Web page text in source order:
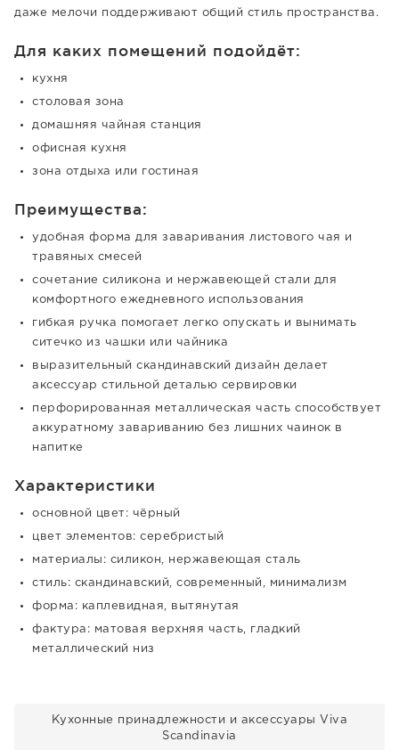
даже мелочи поддерживают общий стиль пространства.
Для каких помещений подойдёт:
кухня
столовая зона
домашняя чайная станция
офисная кухня
зона отдыха или гостиная
Преимущества:
удобная форма для заваривания листового чая и
травяных смесей
сочетание силикона и нержавеющей стали для
комфортного ежедневного использования
гибкая ручка помогает легко опускать и вынимать
ситечко из чашки или чайника
выразительный скандинавский дизайн делает
аксессуар стильной деталью сервировки
перфорированная металлическая часть способствует
аккуратному завариванию без лишних чаинок в
напитке
Характеристики
основной цвет: чёрный
цвет элементов: серебристый
материалы: силикон, нержавеющая сталь
стиль: скандинавский, современный, минимализм
форма: каплевидная, вытянутая
фактура: матовая верхняя часть, гладкий
металлический низ
Кухонные принадлежности и аксессуары Viva
Scandinavia